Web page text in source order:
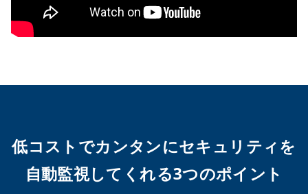
低コストでカンタンにセキュリティを
自動監視してくれる3つのポイント